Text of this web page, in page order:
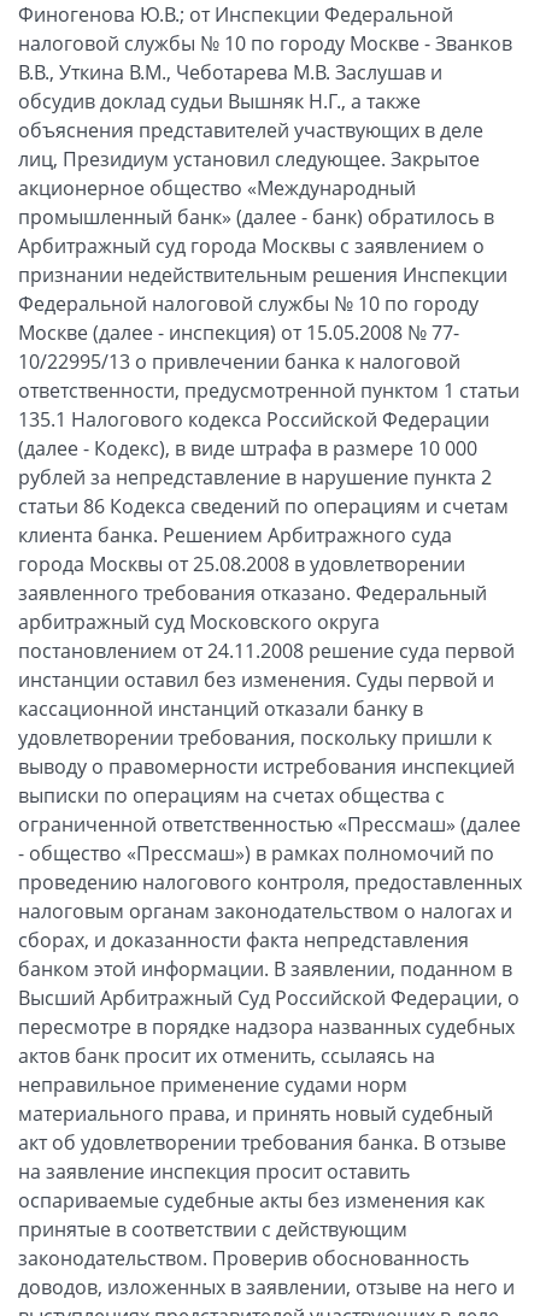
Финогенова Ю.В.; от Инспекции Федеральной
налоговой службы № 10 по городу Москве - Званков
В.В., Уткина В.М., Чеботарева М.В. Заслушав и
обсудив доклад судьи Вышняк Н.Г., а также
объяснения представителей участвующих в деле
лиц, Президиум установил следующее. Закрытое
акционерное общество «Международный
промышленный банк» (далее - банк) обратилось в
Арбитражный суд города Москвы с заявлением о
признании недействительным решения Инспекции
Федеральной налоговой службы № 10 по городу
Москве (далее - инспекция) от 15.05.2008 № 77-
10/22995/13 о привлечении банка к налоговой
ответственности, предусмотренной пунктом 1 статьи
135.1 Налогового кодекса Российской Федерации
(далее - Кодекс), в виде штрафа в размере 10 000
рублей за непредставление в нарушение пункта 2
статьи 86 Кодекса сведений по операциям и счетам
клиента банка. Решением Арбитражного суда
города Москвы от 25.08.2008 в удовлетворении
заявленного требования отказано. Федеральный
арбитражный суд Московского округа
постановлением от 24.11.2008 решение суда первой
инстанции оставил без изменения. Суды первой и
кассационной инстанций отказали банку в
удовлетворении требования, поскольку пришли к
выводу о правомерности истребования инспекцией
выписки по операциям на счетах общества с
ограниченной ответственностью «Прессмаш» (далее
- общество «Прессмаш») в рамках полномочий по
проведению налогового контроля, предоставленных
налоговым органам законодательством о налогах и
сборах, и доказанности факта непредставления
банком этой информации. В заявлении, поданном в
Высший Арбитражный Суд Российской Федерации, о
пересмотре в порядке надзора названных судебных
актов банк просит их отменить, ссылаясь на
неправильное применение судами норм
материального права, и принять новый судебный
акт об удовлетворении требования банка. В отзыве
на заявление инспекция просит оставить
оспариваемые судебные акты без изменения как
принятые в соответствии с действующим
законодательством. Проверив обоснованность
доводов, изложенных в заявлении, отзыве на него и